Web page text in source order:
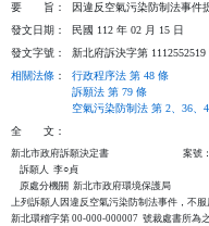
要
旨：
因違反空氣污染防制法事件
發文日期：
民國 112 年 02 月 15 日
發文字號：
新北府訴決字第 1112552519
相關法條 ：
行政程序法 第 48 條
訴願法 第 79 條
空氣污染防制法 第 2、36、
全
文：
新北市政府訴願決定書                                  案
    訴願人  李○貞
    原處分機關  新北市政府環境保護局
上列訴願人因違反空氣污染防制法事件，不服
新北環稽字第 00-000-000007  號裁處書所為